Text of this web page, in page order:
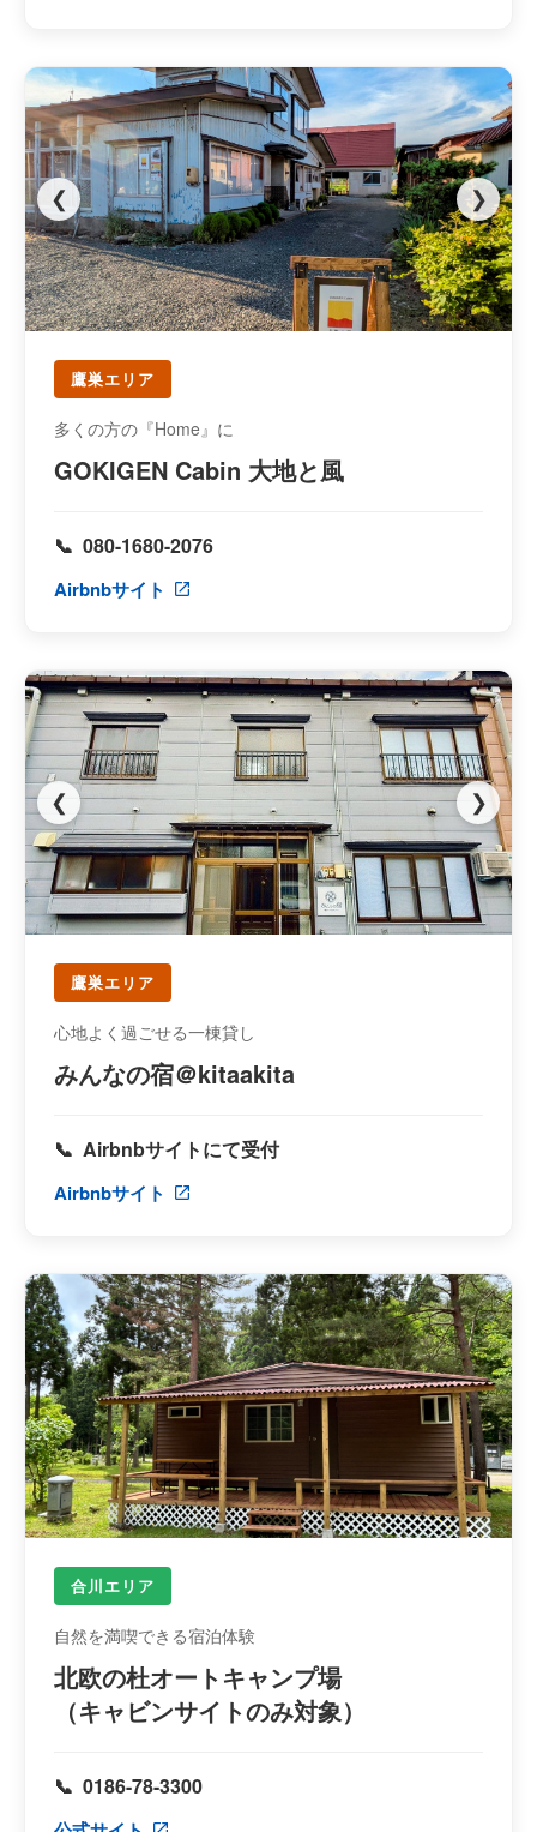
❮ ❯
鷹巣エリア
多くの方の『Home』に
GOKIGEN Cabin 大地と風
080-1680-2076
Airbnbサイト
❮ ❯
鷹巣エリア
心地よく過ごせる一棟貸し
みんなの宿＠kitaakita
Airbnbサイトにて受付
Airbnbサイト
合川エリア
自然を満喫できる宿泊体験
北欧の杜オートキャンプ場
（キャビンサイトのみ対象）
0186-78-3300